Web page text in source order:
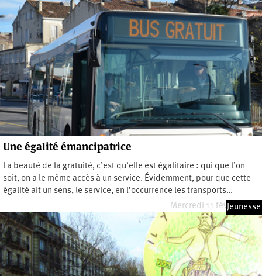
Une égalité émancipatrice
La beauté de la gratuité, c’est qu’elle est égalitaire : qui que l’on
soit, on a le même accès à un service. Évidemment, pour que cette
égalité ait un sens, le service, en l’occurrence les transports…
Mercredi 11 février 2026
Jeunesse